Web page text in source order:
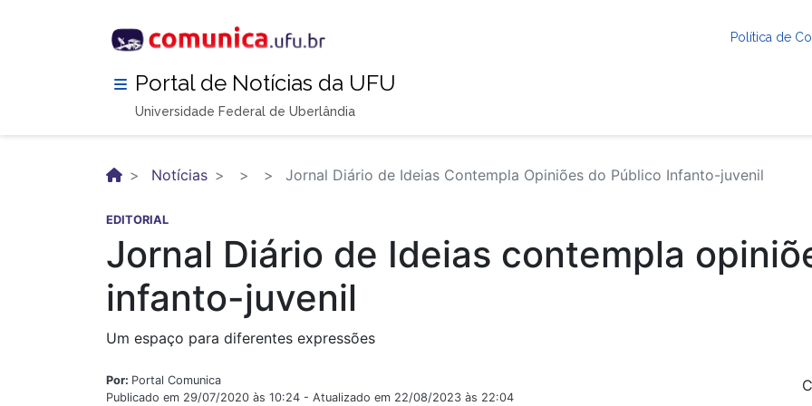
Política de
Portal de Notícias da UFU
Universidade Federal de Uberlândia
Notícias Jornal Diário de Ideias Contempla Opiniões do Público Infanto-juvenil
EDITORIAL
Jornal Diário de Ideias contempla
infanto-juvenil
Um espaço para diferentes expressões
Por: Portal Comunica
Publicado em 29/07/2020 às 10:24 - Atualizado em 22/08/2023 às 22:04